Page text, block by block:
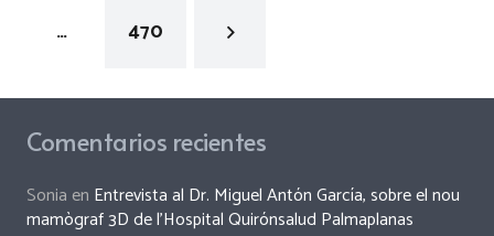
… 470
Comentarios recientes
Sonia en Entrevista al Dr. Miguel Antón García, sobre el nou
mamògraf 3D de l’Hospital Quirónsalud Palmaplanas